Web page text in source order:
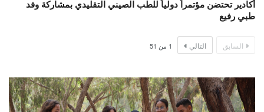
أكادير تحتضن مؤتمراً دولياً للطب الصيني التقليدي بمشاركة وفد
طبي رفيع
السابق التالي 1 من 51